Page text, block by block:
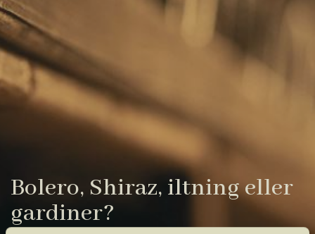
Bolero, Shiraz, iltning eller
gardiner?